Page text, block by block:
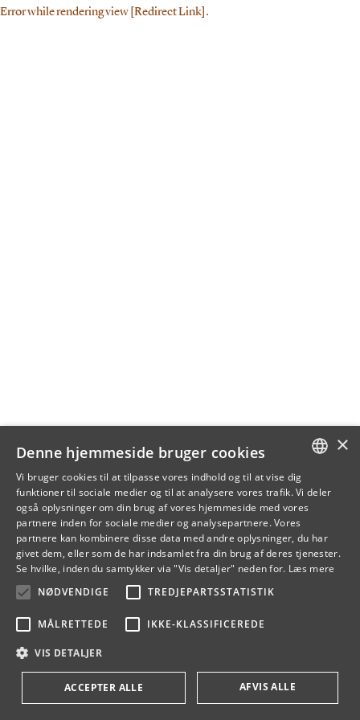
Error while rendering view [Redirect Link].
DANISH
DANISH
×
Denne hjemmeside bruger cookies
Vi bruger cookies til at tilpasse vores indhold og til at vise dig
funktioner til sociale medier og til at analysere vores trafik. Vi deler
også oplysninger om din brug af vores hjemmeside med vores
partnere inden for sociale medier og analysepartnere. Vores
partnere kan kombinere disse data med andre oplysninger, du har
givet dem, eller som de har indsamlet fra din brug af deres tjenester.
Se hvilke, inden du samtykker via "Vis detaljer" neden for. Læs mere
NØDVENDIGE
TREDJEPARTSSTATISTIK
MÅLRETTEDE IKKE-KLASSIFICEREDE
VIS DETALJER
ACCEPTER ALLE AFVIS ALLE